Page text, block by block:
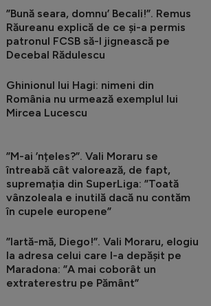
”Bună seara, domnu’ Becali!”. Remus
Răureanu explică de ce și-a permis
patronul FCSB să-l jignească pe
Decebal Rădulescu
Ghinionul lui Hagi: nimeni din
România nu urmează exemplul lui
Mircea Lucescu
”M-ai ’nțeles?”. Vali Moraru se
întreabă cât valorează, de fapt,
supremația din SuperLiga: ”Toată
vânzoleala e inutilă dacă nu contăm
în cupele europene”
”Iartă-mă, Diego!”. Vali Moraru, elogiu
la adresa celui care l-a depășit pe
Maradona: ”A mai coborât un
extraterestru pe Pământ”